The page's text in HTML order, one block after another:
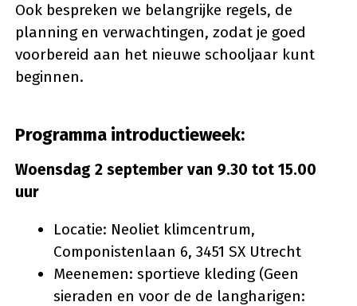
Ook bespreken we belangrijke regels, de
planning en verwachtingen, zodat je goed
voorbereid aan het nieuwe schooljaar kunt
beginnen.
Programma introductieweek:
Woensdag 2 september van 9.30 tot 15.00
uur
Locatie: Neoliet klimcentrum,
Componistenlaan 6, 3451 SX Utrecht
Meenemen: sportieve kleding (Geen
sieraden en voor de de langharigen: